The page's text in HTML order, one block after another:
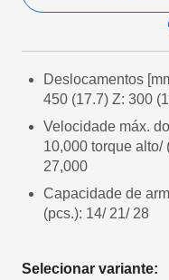
Deslocamentos
450 (17.7) Z: 300
Velocidade máx.
10,000 torque
27,000
Capacidade de
(pcs.): 14/ 21/ 28
Selecionar variante: